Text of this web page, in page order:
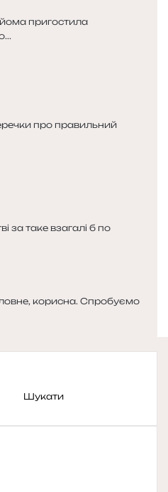
пригостила
про правильний
за таке взагалі б по
корисна. Спробуємо